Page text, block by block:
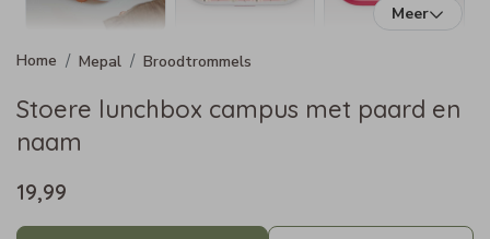
Meer
Mepal Broodtrommels
Stoere lunchbox campus met paard en
naam
19,99